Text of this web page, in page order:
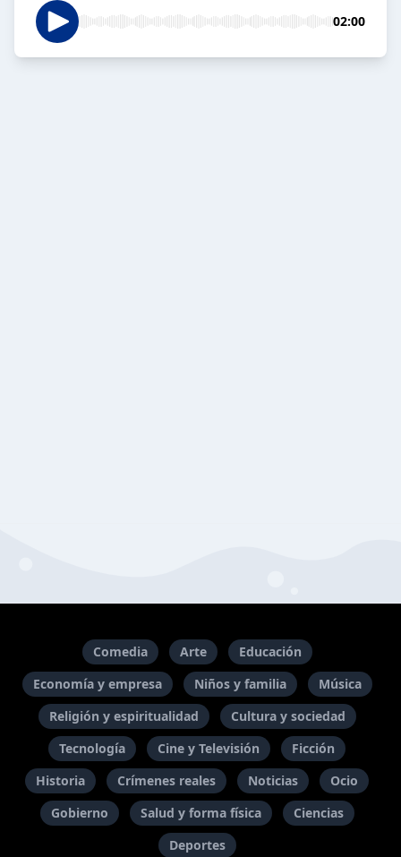
02:00
Comedia Arte
Educación
Economía y empresa
Niños y familia
Música
Religión y espiritualidad
Cultura y sociedad
Tecnología
Cine y Televisión
Ficción
Historia
Crímenes reales Noticias
Ocio
Gobierno
Salud y forma física
Ciencias
Deportes